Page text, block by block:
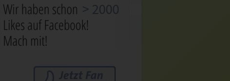
> 2000